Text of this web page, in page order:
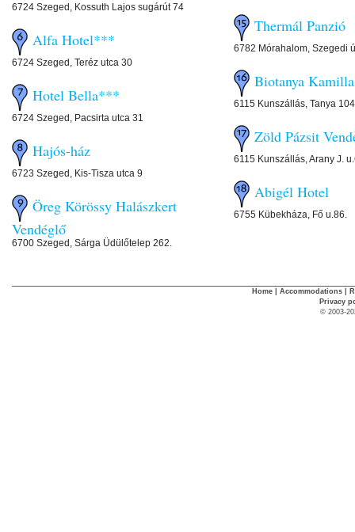
6724 Szeged, Kossuth Lajos sugárút 74
Alfa Hotel***
6724 Szeged, Teréz utca 30
Hotel Bella***
6724 Szeged, Pacsirta utca 31
Hajós-ház
6723 Szeged, Kis-Tisza utca 9
Öreg Körössy Halászkert
Vendéglő
6700 Szeged, Sárga Üdülőtelep 262.
Thermál Panzió
6782 Mórahalom, Szegedi
Biotanya
6115 Kunszállás, Tanya
Zöld Pázsit
6115 Kunszállás, Arany J.
Abigél Hotel
6755 Kübekháza, Fő u.86.
Home Accommodations
Privacy
© 2003-